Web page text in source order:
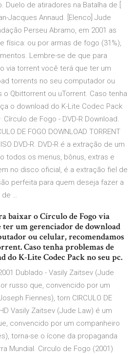
Duelo de atiradores na Batalha de [
Jacques Annaud. [Elenco] Jude
Perseu Abramo, em 2001 as
física: ou por armas de fogo (31%),
Lembre-se de que para
via torrent você terá que ter um
torrents no seu computador ou
o Qbittorrent ou uTorrent. Caso tenha
o download do K-Lite Codec Pack
de Fogo - DVD-R Download.
DE FOGO DOWNLOAD TORRENT
ISO DVD-R. DVD-R é a extração de um
todos os menus, bônus, extras e
no disco oficial, é a extração fiel de
perfeita para quem deseja fazer a
de …
baixar o Círculo de Fogo via
um gerenciador de download
ou celular, recomendamos
Caso tenha problemas de
do K-Lite Codec Pack no seu pc.
Dublado - Vasily Zaitsev (Jude
russo que, convencido por um
Fiennes), torn CIRCULO DE
HD Vasily Zaitsev (Jude Law) é um
convencido por um companheiro
torna-se o ícone da propaganda
Mundial. Circulo de Fogo (2001)